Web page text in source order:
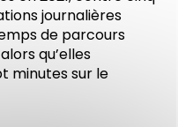
journalières
de parcours
qu’elles
minutes sur le